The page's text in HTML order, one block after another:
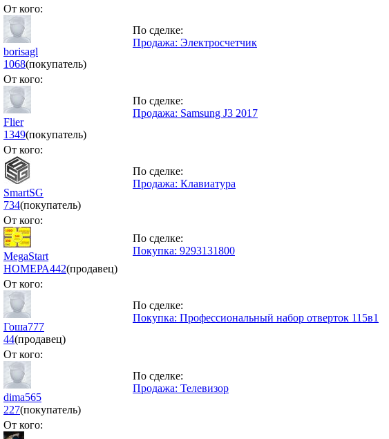
От кого:
borisagl
1068(покупатель)
По сделке:
Продажа: Электросчетчик
От кого:
Flier
1349(покупатель)
По сделке:
Продажа: Samsung J3 2017
От кого:
SmartSG
734(покупатель)
По сделке:
Продажа: Клавиатура
От кого:
MegaStart
НОМЕРА442(продавец)
По сделке:
Покупка: 9293131800
От кого:
Гоша777
44(продавец)
По сделке:
Покупка: Профессиональный набор отверток 115в1
От кого:
dima565
227(покупатель)
По сделке:
Продажа: Телевизор
От кого: